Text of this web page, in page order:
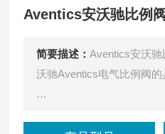
Aventics安沃驰比例阀
简要描述：Aventics安沃驰
沃驰Aventics电气比例阀的